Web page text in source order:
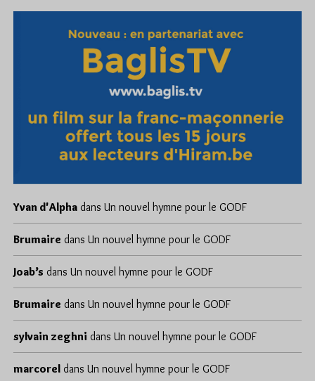
Yvan d'Alpha dans Un nouvel hymne pour le GODF
Brumaire dans Un nouvel hymne pour le GODF
Joab’s dans Un nouvel hymne pour le GODF
Brumaire dans Un nouvel hymne pour le GODF
sylvain zeghni dans Un nouvel hymne pour le GODF
marcorel dans Un nouvel hymne pour le GODF